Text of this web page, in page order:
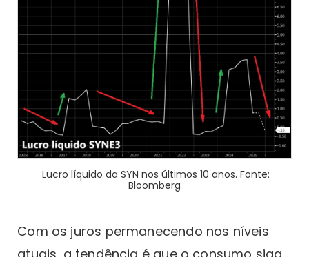
Lucro líquido da SYN nos últimos 10 anos. Fonte:
Bloomberg
Com os juros permanecendo nos níveis